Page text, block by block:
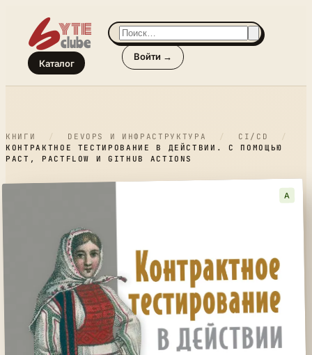
Каталог
Войти →
КНИГИ / DEVOPS И ИНФРАСТРУКТУРА / CI/CD
/
КОНТРАКТНОЕ ТЕСТИРОВАНИЕ В ДЕЙСТВИИ. С ПОМОЩЬЮ
PACT, PACTFLOW И GITHUB ACTIONS
A